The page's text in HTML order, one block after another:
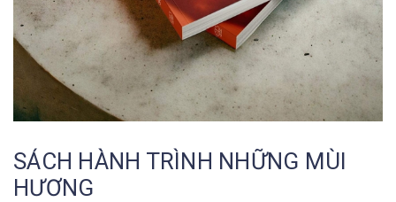
SÁCH HÀNH TRÌNH NHỮNG MÙI
HƯƠNG